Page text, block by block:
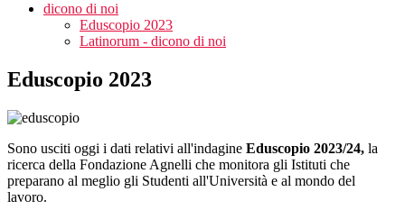
dicono di noi
Eduscopio 2023
Latinorum - dicono di noi
Eduscopio 2023
Sono usciti oggi i dati relativi all'indagine Eduscopio 2023/24, la
ricerca della Fondazione Agnelli che monitora gli Istituti che
preparano al meglio gli Studenti all'Università e al mondo del
lavoro.